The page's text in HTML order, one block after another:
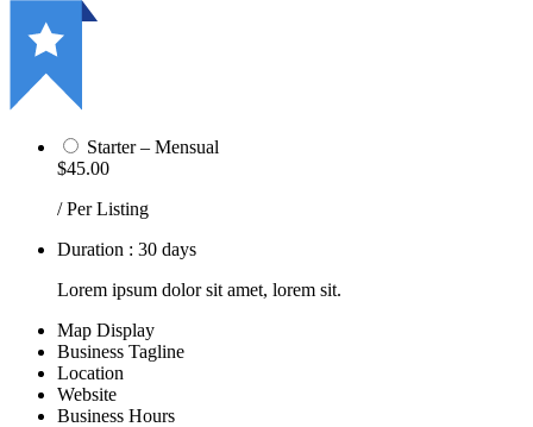
Starter – Mensual
$45.00
/ Per Listing
Duration : 30 days
Lorem ipsum dolor sit amet, lorem sit.
Map Display
Business Tagline
Location
Website
Business Hours